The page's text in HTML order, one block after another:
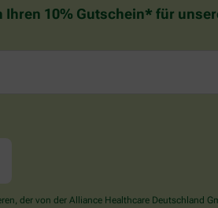
10% Gutschein* für
der von der Alliance Healthcare Deutschland